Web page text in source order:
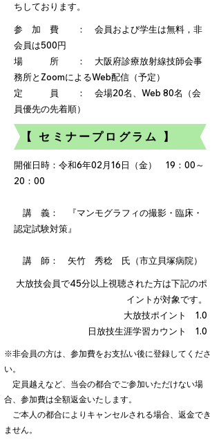
ちしております。
参 加 費 ： 会員および学生は無料，非
会員は500円
場 所 ： 大阪府診療放射線技師会事
務所とZoomによるWeb配信（予定）
定 員 ： 会場20名、Web 80名（会
員優先の先着順）
【 セミナープログラム 】
開催日時：令和6年02月16日（金） 19：00～
20：00
講 義： 『マンモグラフィの撮影・臨床・
認定試験対策』
講 師： 矢竹 秀稔 氏（市立貝塚病院）
大放技会員で45分以上視聴された方は下記のポ
イントが対象です。
大放技ポイント 1.0
日放技生涯学習カウント 1.0
※非会員の方は、参加費をお支払い後に登録してくださ
い。
定員越えなど、当会の都合でご参加いただけない場
合、参加費は全額返金いたします。
ご本人の都合によりキャンセルされる場合、返金でき
ません。